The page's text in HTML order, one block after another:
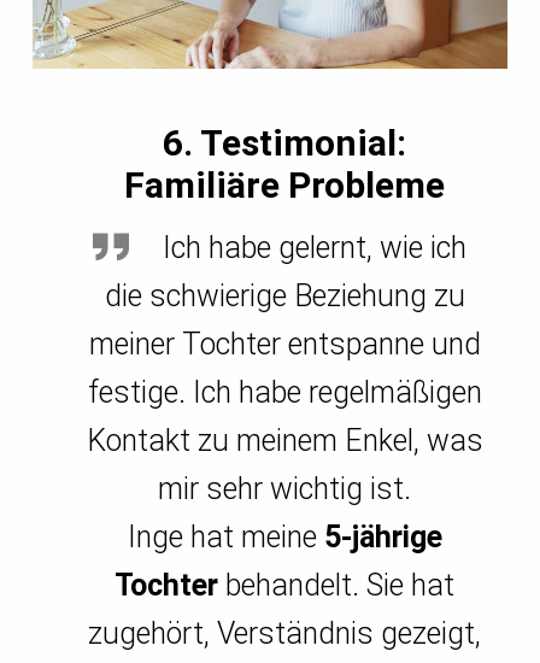
6. Testimonial:
Familiäre Probleme
Ich habe gelernt, wie ich
die schwierige Beziehung zu
meiner Tochter entspanne und
festige. Ich habe regelmäßigen
Kontakt zu meinem Enkel, was
mir sehr wichtig ist.
Inge hat meine 5-jährige
Tochter behandelt. Sie hat
zugehört, Verständnis gezeigt,